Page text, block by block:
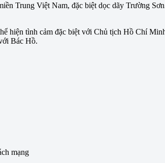
Trung Việt Nam, đặc biệt dọc dãy Trường
hiện tình cảm đặc biệt với Chủ tịch Hồ Chí
Bác Hồ.
mạng